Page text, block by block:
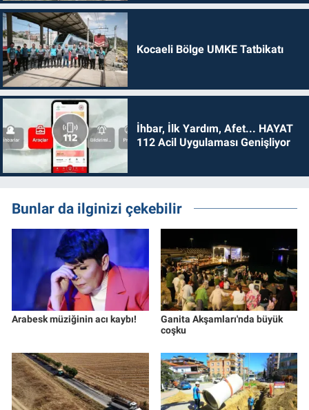
Kocaeli Bölge UMKE Tatbikatı
İhbar, İlk Yardım, Afet... HAYAT
112 Acil Uygulaması Genişliyor
Bunlar da ilginizi çekebilir
Arabesk müziğinin acı kaybı!
Ganita Akşamları'nda büyük
coşku